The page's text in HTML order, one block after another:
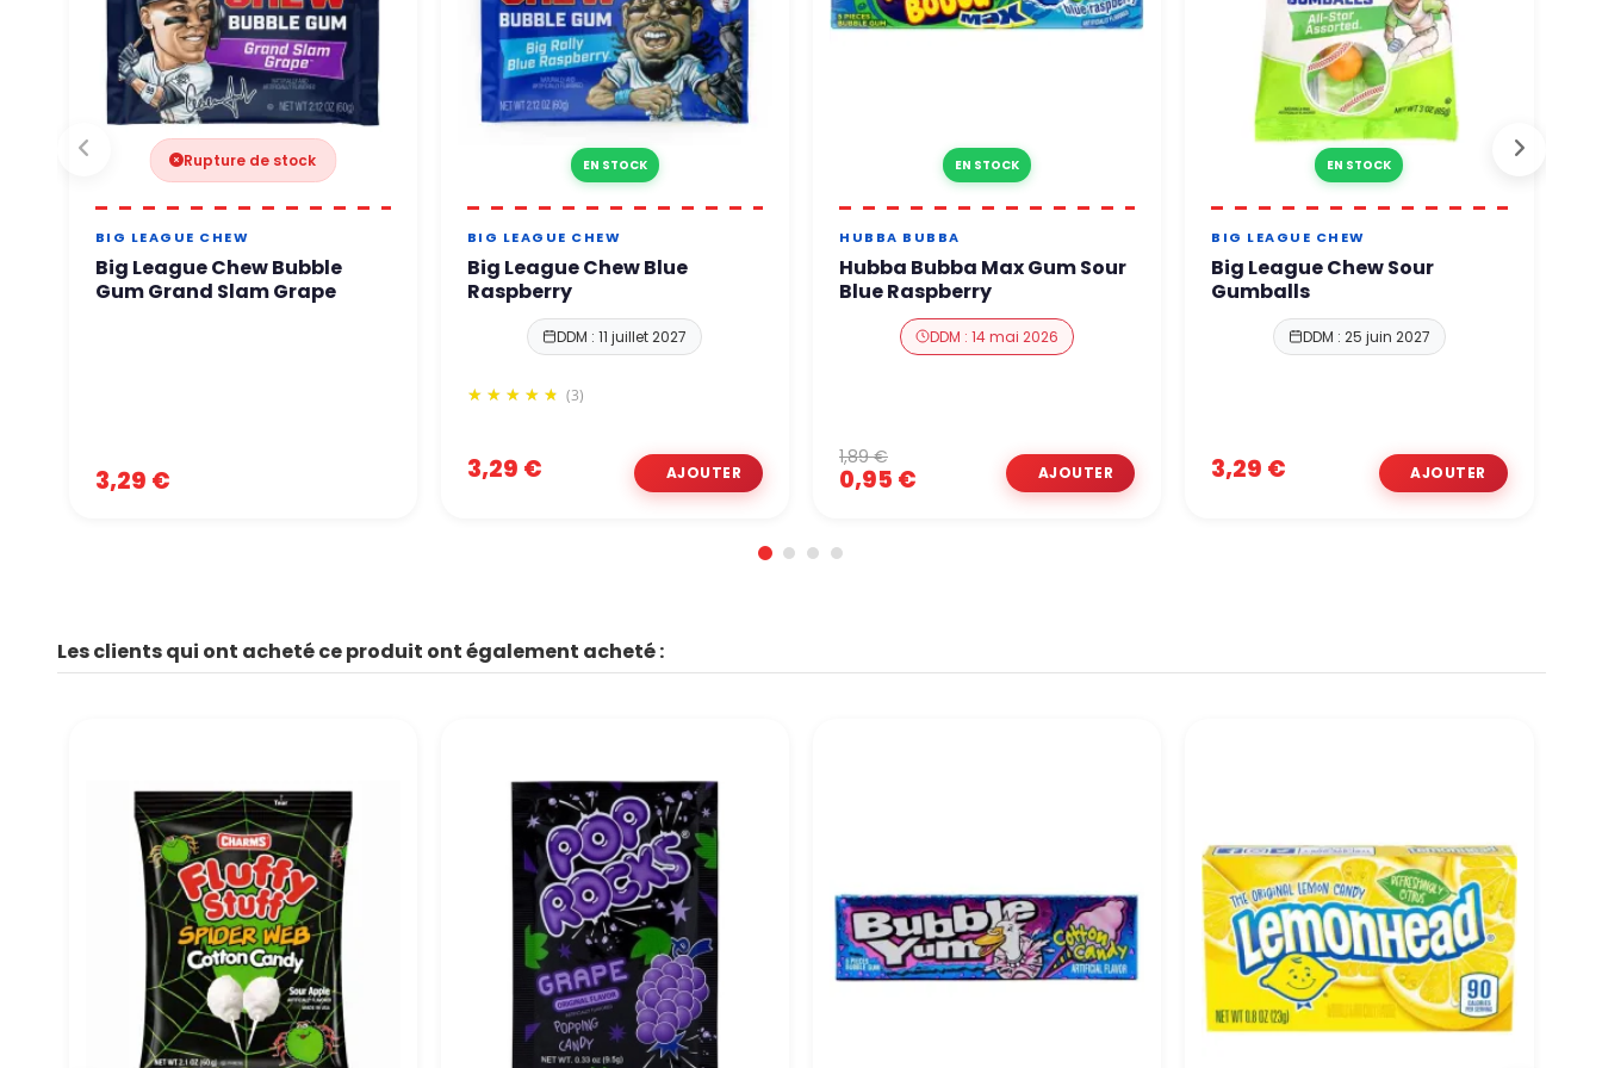
Rupture de stock
BIG LEAGUE CHEW
Big League Chew Bubble
Gum Grand Slam Grape
3,29 €
EN STOCK
BIG LEAGUE CHEW
Big League Chew Blue
Raspberry
DDM : 11 juillet 2027
(3)
3,29 €
EN STOCK
HUBBA BUBBA
Hubba Bubba Max Gum Sour
Blue Raspberry
DDM : 14 mai 2026
0,95 €
1,89 €
EN STOCK
BIG LEAGUE CHEW
Big League Chew Sour
Gumballs
DDM : 25 juin 2027
3,29 €
Les clients qui ont acheté ce produit ont également acheté :